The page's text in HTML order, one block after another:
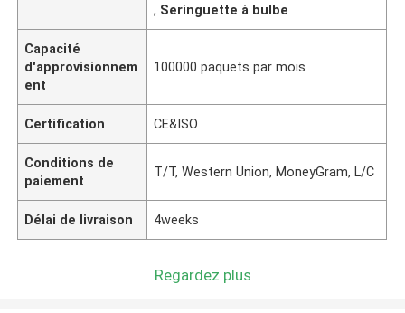
, Seringuette à bulbe
Capacité
d'approvisionnem
ent
100000 paquets par mois
Certification CE&ISO
Conditions de
paiement
T/T, Western Union, MoneyGram, L/C
Délai de livraison 4weeks
Regardez plus